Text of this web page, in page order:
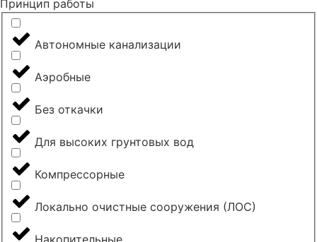
Принцип работы
Автономные канализации
Аэробные
Без откачки
Для высоких грунтовых вод
Компрессорные
Локально очистные сооружения (ЛОС)
Накопительные